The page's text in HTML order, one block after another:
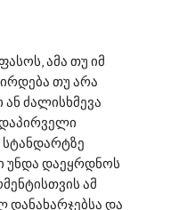
ამა თუ იმ
თუ არა
ან ძალისხმევა
სტანდარტზე
უნდა დაეყრდნოს
ამ
დანახარჯებსა და